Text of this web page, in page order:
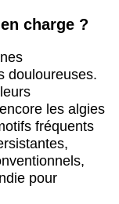
charge ?
douloureuses.
les algies
fréquents
pour